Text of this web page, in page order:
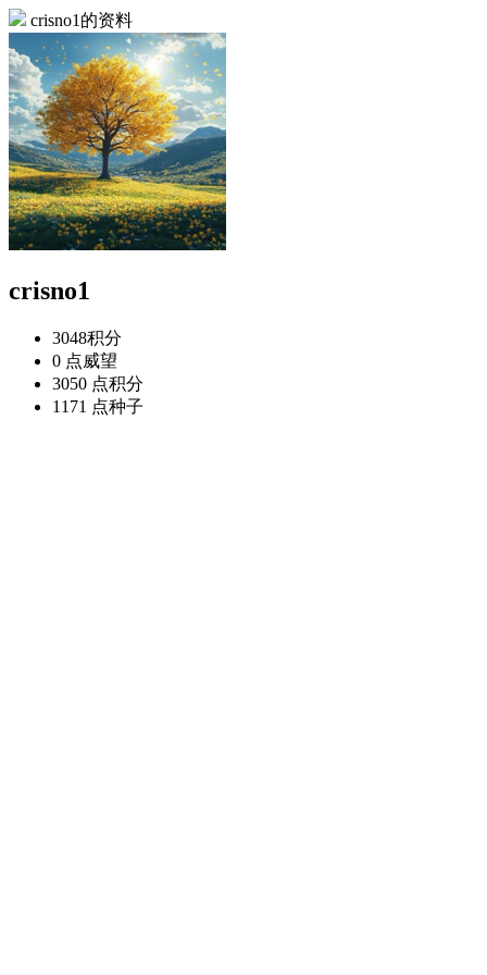
crisno1的资料
crisno1
3048积分
0 点威望
3050 点积分
1171 点种子